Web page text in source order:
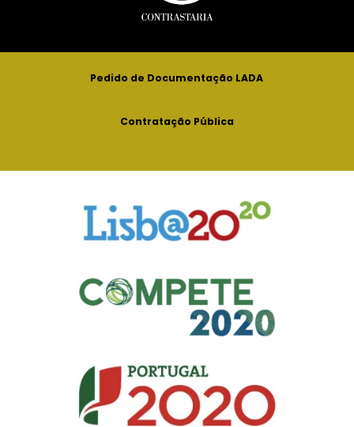
Pedido de Documentação LADA
Contratação Pública